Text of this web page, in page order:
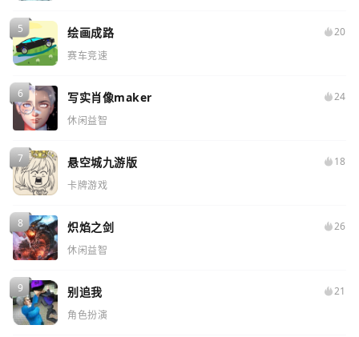
绘画成路
20
赛车竞速
写实肖像maker
24
休闲益智
悬空城九游版
18
卡牌游戏
炽焰之剑
26
休闲益智
别追我
21
角色扮演